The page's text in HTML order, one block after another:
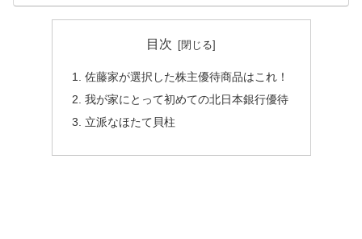
目次
佐藤家が選択した株主優待商品はこれ！
我が家にとって初めての北日本銀行優待
立派なほたて貝柱